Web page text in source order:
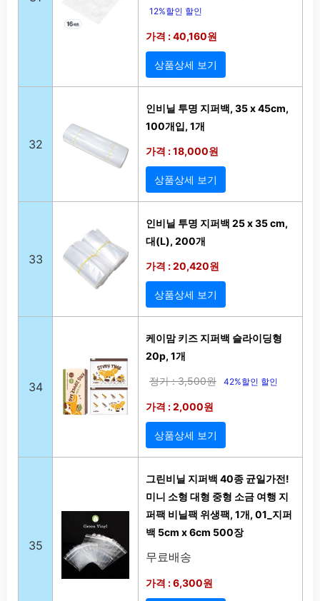
12%할인 할인
가격 : 40,160원
상품상세 보기
32
인비닐 투명 지퍼백, 35 x 45cm,
100개입, 1개
가격 : 18,000원
상품상세 보기
33
인비닐 투명 지퍼백 25 x 35 cm,
대(L), 200개
가격 : 20,420원
상품상세 보기
34
케이맘 키즈 지퍼백 슬라이딩형
20p, 1개
정가 : 3,500원 42%할인 할인
가격 : 2,000원
상품상세 보기
35
그린비닐 지퍼백 40종 균일가전!
미니 소형 대형 중형 소금 여행 지
퍼팩 비닐팩 위생팩, 1개, 01_지퍼
백 5cm x 6cm 500장
무료배송
가격 : 6,300원